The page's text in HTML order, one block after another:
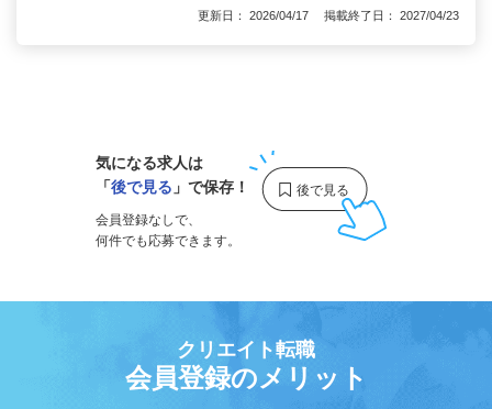
更新日： 2026/04/17 掲載終了日： 2027/04/23
気になる求人は
「後で見る 」で保存！
会員登録なしで、
何件でも応募できます。
クリエイト転職
会員登録のメリット